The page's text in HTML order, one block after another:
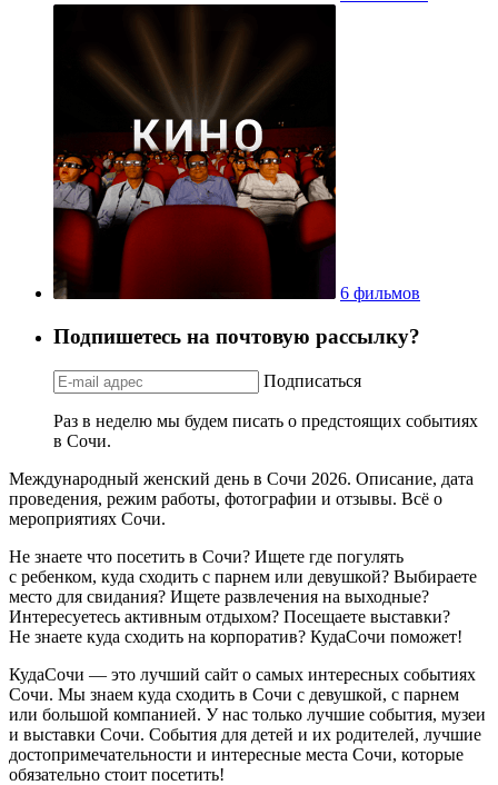
6 фильмов
Подпишетесь на почтовую рассылку?
Подписаться
Раз в неделю мы будем писать о предстоящих событиях
в Сочи.
Международный женский день в Сочи 2026. Описание, дата
проведения, режим работы, фотографии и отзывы. Всё о
мероприятиях Сочи.
Не знаете что посетить в Сочи? Ищете где погулять
с ребенком, куда сходить с парнем или девушкой? Выбираете
место для свидания? Ищете развлечения на выходные?
Интересуетесь активным отдыхом? Посещаете выставки?
Не знаете куда сходить на корпоратив? КудаСочи поможет!
КудаСочи — это лучший сайт о самых интересных событиях
Сочи. Мы знаем куда сходить в Сочи с девушкой, с парнем
или большой компанией. У нас только лучшие события, музеи
и выставки Сочи. События для детей и их родителей, лучшие
достопримечательности и интересные места Сочи, которые
обязательно стоит посетить!